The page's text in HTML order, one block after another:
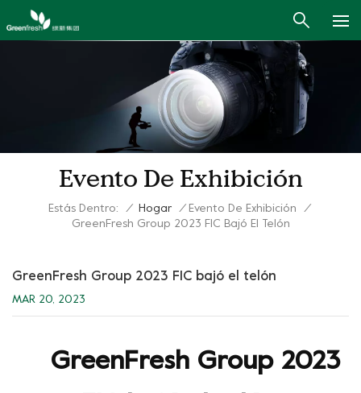
Evento De Exhibición
Estás Dentro: / Hogar / Evento De Exhibición
/
GreenFresh Group 2023 FIC Bajó El Telón
GreenFresh Group 2023 FIC bajó el telón
MAR 20, 2023
GreenFresh Group 2023